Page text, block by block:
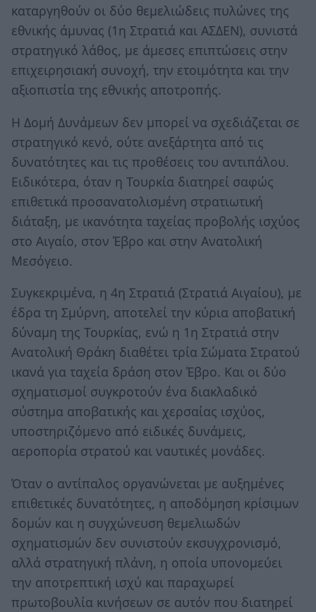
καταργηθούν οι δύο θεμελιώδεις πυλώνες της
εθνικής άμυνας (1η Στρατιά και ΑΣΔΕΝ), συνιστά
στρατηγικό λάθος, με άμεσες επιπτώσεις στην
επιχειρησιακή συνοχή, την ετοιμότητα και την
αξιοπιστία της εθνικής αποτροπής.
Η Δομή Δυνάμεων δεν μπορεί να σχεδιάζεται σε
στρατηγικό κενό, ούτε ανεξάρτητα από τις
δυνατότητες και τις προθέσεις του αντιπάλου.
Ειδικότερα, όταν η Τουρκία διατηρεί σαφώς
επιθετικά προσανατολισμένη στρατιωτική
διάταξη, με ικανότητα ταχείας προβολής ισχύος
στο Αιγαίο, στον Έβρο και στην Ανατολική
Μεσόγειο.
Συγκεκριμένα, η 4η Στρατιά (Στρατιά Αιγαίου), με
έδρα τη Σμύρνη, αποτελεί την κύρια αποβατική
δύναμη της Τουρκίας, ενώ η 1η Στρατιά στην
Ανατολική Θράκη διαθέτει τρία Σώματα Στρατού
ικανά για ταχεία δράση στον Έβρο. Και οι δύο
σχηματισμοί συγκροτούν ένα διακλαδικό
σύστημα αποβατικής και χερσαίας ισχύος,
υποστηριζόμενο από ειδικές δυνάμεις,
αεροπορία στρατού και ναυτικές μονάδες.
Όταν ο αντίπαλος οργανώνεται με αυξημένες
επιθετικές δυνατότητες, η αποδόμηση κρίσιμων
δομών και η συγχώνευση θεμελιωδών
σχηματισμών δεν συνιστούν εκσυγχρονισμό,
αλλά στρατηγική πλάνη, η οποία υπονομεύει
την αποτρεπτική ισχύ και παραχωρεί
πρωτοβουλία κινήσεων σε αυτόν που διατηρεί